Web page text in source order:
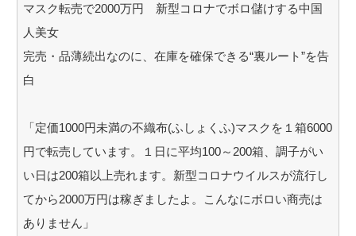
マスク転売で2000万円 新型コロナでボロ儲けする中国
人美女
完売・品薄続出なのに、在庫を確保できる“裏ルート”を告
白
「定価1000円未満の不織布(ふしょくふ)マスクを１箱6000
円で転売しています。１日に平均100～200箱、調子がい
い日は200箱以上売れます。新型コロナウイルスが流行し
てから2000万円は稼ぎましたよ。こんなにボロい商売は
ありません」